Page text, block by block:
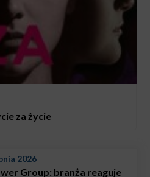
za życie
2026
Group: branża reaguje